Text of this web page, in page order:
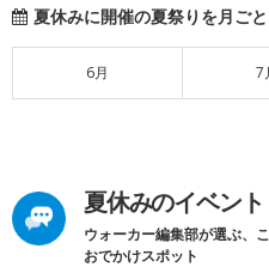
夏休みに開催の夏祭りを月ご
6月 7
夏休みのイベン
ウォーカー編集部が選ぶ、
おでかけスポット